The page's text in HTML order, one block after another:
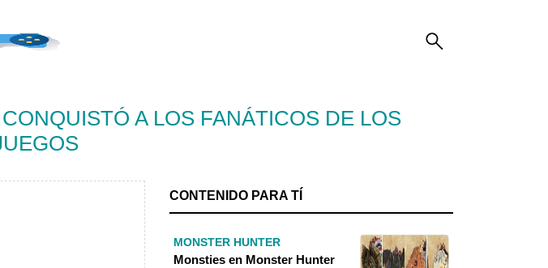
A LOS FANÁTICOS DE LOS
CONTENIDO PARA TÍ
MONSTER HUNTER
Monsties en Monster Hunter